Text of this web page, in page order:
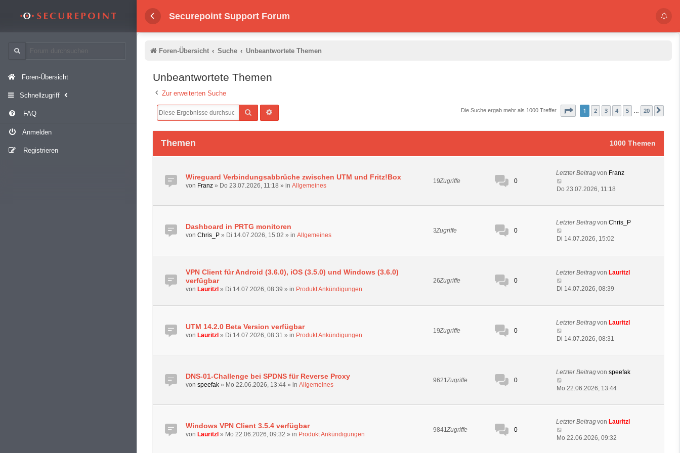
Securepoint Support Forum
Foren-Übersicht
Schnellzugriff
FAQ
Anmelden
Registrieren
Foren-Übersicht Suche Unbeantwortete Themen
Unbeantwortete Themen
Zur erweiterten Suche
Suche Die Suche ergab mehr als 1000 Treffer Seite von 20
1 2 3 4 5 20
Themen 1000 Themen
Wireguard Verbindungsabbrüche zwischen UTM und Fritz!Box
von Franz» Do 23.07.2026, 11:18 » in Allgemeines
19Zugriffe 0
Letzter Beitragvon Franz
Do 23.07.2026, 11:18
Dashboard in PRTG monitoren
von Chris_P» Di 14.07.2026, 15:02 » in Allgemeines
3Zugriffe 0
Letzter BeitragvonChris_P
Di 14.07.2026, 15:02
VPN Client für Android (3.6.0), iOS (3.5.0) und Windows (3.6.0)
verfügbar
von Lauritzl » Di 14.07.2026, 08:39 » in Produkt Ankündigungen
26Zugriffe 0
Letzter Beitragvon Lauritzl
Di 14.07.2026, 08:39
UTM 14.2.0 Beta Version verfügbar
von Lauritzl» Di 14.07.2026, 08:31 » in Produkt Ankündigungen
19Zugriffe 0
Letzter Beitragvon Lauritzl
Di 14.07.2026, 08:31
DNS-01-Challenge bei SPDNS für Reverse Proxy
von speefak» Mo 22.06.2026, 13:44» in Allgemeines
9621Zugriffe 0
Letzter Beitragvonspeefak
Mo 22.06.2026, 13:44
Windows VPN Client 3.5.4 verfügbar
von Lauritzl» Mo 22.06.2026, 09:32 » in Produkt Ankündigungen
9841Zugriffe 0
Letzter Beitragvon Lauritzl
Mo 22.06.2026, 09:32